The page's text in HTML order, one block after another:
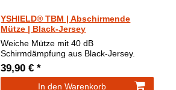
YSHIELD® TBM | Abschirmende
Mütze | Black-Jersey
Weiche Mütze mit 40 dB
Schirmdämpfung aus Black-Jersey.
39,90 € *
In den Warenkorb